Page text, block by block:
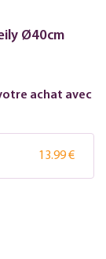
Ø40cm
achat avec
13.99 €